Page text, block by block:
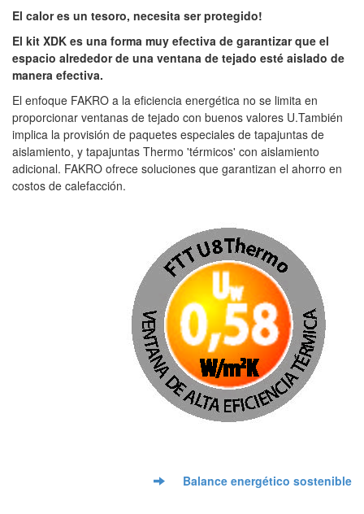
El calor es un tesoro, necesita ser protegido!
El kit XDK es una forma muy efectiva de garantizar que el
espacio alrededor de una ventana de tejado esté aislado de
manera efectiva.
El enfoque FAKRO a la eficiencia energética no se limita en
proporcionar ventanas de tejado con buenos valores U.También
implica la provisión de paquetes especiales de tapajuntas de
aislamiento, y tapajuntas Thermo 'térmicos' con aislamiento
adicional. FAKRO ofrece soluciones que garantizan el ahorro en
costos de calefacción.
Balance energético sostenible